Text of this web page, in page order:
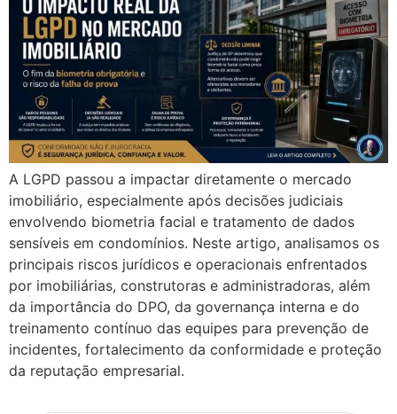
A LGPD passou a impactar diretamente o mercado
imobiliário, especialmente após decisões judiciais
envolvendo biometria facial e tratamento de dados
sensíveis em condomínios. Neste artigo, analisamos os
principais riscos jurídicos e operacionais enfrentados
por imobiliárias, construtoras e administradoras, além
da importância do DPO, da governança interna e do
treinamento contínuo das equipes para prevenção de
incidentes, fortalecimento da conformidade e proteção
da reputação empresarial.